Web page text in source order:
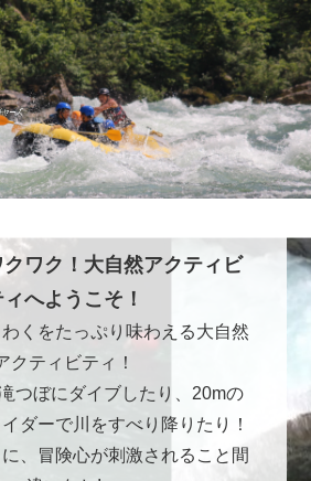
クワク！大自然アクティビ
ィへようこそ！
くをたっぷり味わえる大自然
クティビティ！
つぼにダイブしたり、20mの
ダーで川をすべり降りたり！
、冒険心が刺激されること間